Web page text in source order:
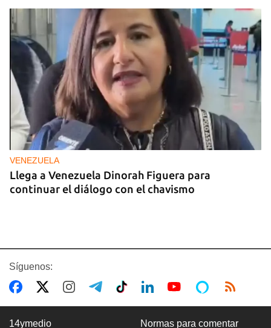
VENEZUELA
Llega a Venezuela Dinorah Figuera para
continuar el diálogo con el chavismo
Síguenos:
14ymedio Normas para comentar